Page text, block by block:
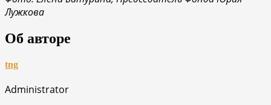
Лужкова
Об авторе
tng
Administrator